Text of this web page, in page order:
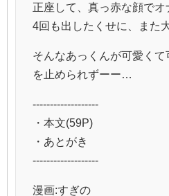
正座して、真っ赤な顔で
4回も出したくせに、また
そんなあっくんが可愛く
を止められずーー…
-------------------
・本文(59P)
・あとがき
-------------------
漫画:すぎの